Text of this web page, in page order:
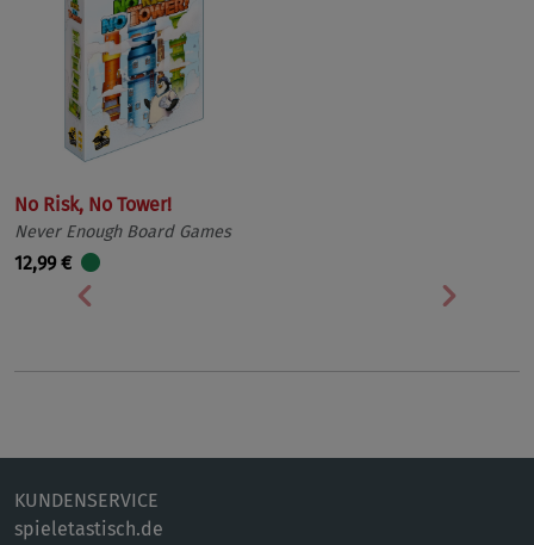
No Risk, No Tower!
Never Enough Board Games
12,99 €
Vorherige
KUNDENSERVICE
spieletastisch.de